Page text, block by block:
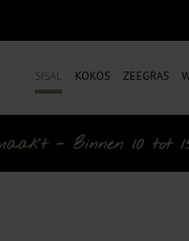
SISAL KOKOS ZEEGRAS
- Binnen 10 tot